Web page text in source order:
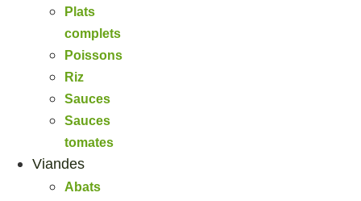
Plats
complets
Poissons
Riz
Sauces
Sauces
tomates
Viandes
Abats